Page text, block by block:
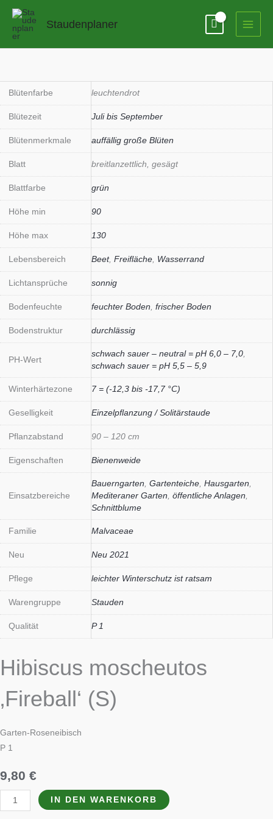
Zum
springen
Staudenplaner
Blütenfarbe leuchtendrot
Blütezeit Juli bis September
Blütenmerkmale auffällig große Blüten
Blatt breitlanzettlich, gesägt
Blattfarbe grün
Höhe min 90
Höhe max 130
Lebensbereich Beet, Freifläche Wasserrand
Lichtansprüche sonnig
Bodenfeuchte feuchter Boden frischer Boden
Bodenstruktur durchlässig
PH-Wert
schwach sauer – neutral = pH 6,0 – 7,0
schwach sauer = pH 5,5 – 5,9
Winterhärtezone 7 = (-12,3 bis -17,7 °C)
Geselligkeit Einzelpflanzung / Solitärstaude
Pflanzabstand 90 – 120 cm
Eigenschaften Bienenweide
Einsatzbereiche
Bauerngarten Gartenteiche Hausgarten
Mediteraner Garten öffentliche Anlagen
Schnittblume
Familie Malvaceae
Neu Neu 2021
Pflege leichter Winterschutz ist ratsam
Warengruppe Stauden
Qualität P 1
Hibiscus moscheutos
‚Fireball‘ (S)
Garten-Roseneibisch
P 1
9,80 €
Menge
IN DEN WARENKORB